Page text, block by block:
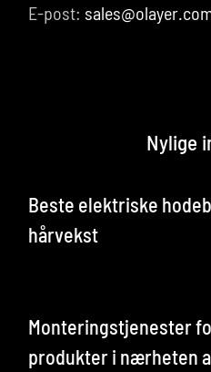
E-post:
Nylige
Beste elektriske
hårvekst
Monteringstjenester
produkter i nærheten